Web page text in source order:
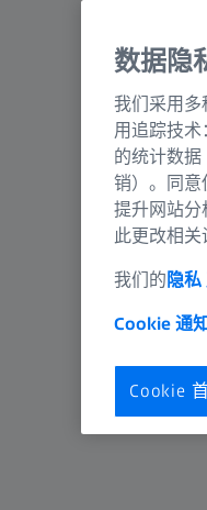
数据隐
我们采用多
用追踪技
的统计数
销）。同意
提升网站分
此更改相关
我们的 隐私
Cookie 通
Cookie